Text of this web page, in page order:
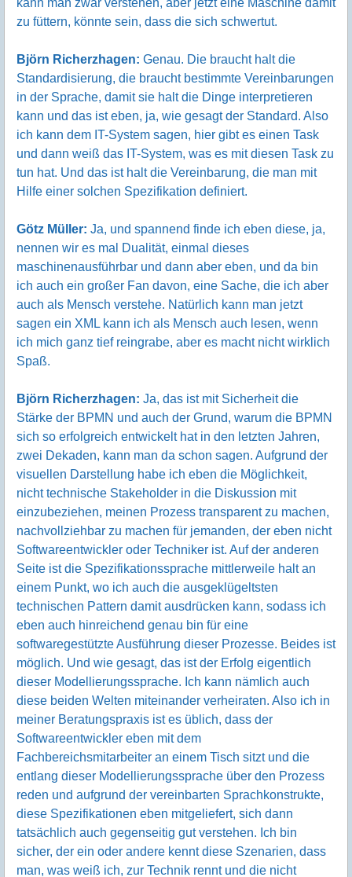
kann man zwar verstehen, aber jetzt eine Maschine damit
zu füttern, könnte sein, dass die sich schwertut.
Björn Richerzhagen: Genau. Die braucht halt die
Standardisierung, die braucht bestimmte Vereinbarungen
in der Sprache, damit sie halt die Dinge interpretieren
kann und das ist eben, ja, wie gesagt der Standard. Also
ich kann dem IT-System sagen, hier gibt es einen Task
und dann weiß das IT-System, was es mit diesen Task zu
tun hat. Und das ist halt die Vereinbarung, die man mit
Hilfe einer solchen Spezifikation definiert.
Götz Müller: Ja, und spannend finde ich eben diese, ja,
nennen wir es mal Dualität, einmal dieses
maschinenausführbar und dann aber eben, und da bin
ich auch ein großer Fan davon, eine Sache, die ich aber
auch als Mensch verstehe. Natürlich kann man jetzt
sagen ein XML kann ich als Mensch auch lesen, wenn
ich mich ganz tief reingrabe, aber es macht nicht wirklich
Spaß.
Björn Richerzhagen: Ja, das ist mit Sicherheit die
Stärke der BPMN und auch der Grund, warum die BPMN
sich so erfolgreich entwickelt hat in den letzten Jahren,
zwei Dekaden, kann man da schon sagen. Aufgrund der
visuellen Darstellung habe ich eben die Möglichkeit,
nicht technische Stakeholder in die Diskussion mit
einzubeziehen, meinen Prozess transparent zu machen,
nachvollziehbar zu machen für jemanden, der eben nicht
Softwareentwickler oder Techniker ist. Auf der anderen
Seite ist die Spezifikationssprache mittlerweile halt an
einem Punkt, wo ich auch die ausgeklügeltsten
technischen Pattern damit ausdrücken kann, sodass ich
eben auch hinreichend genau bin für eine
softwaregestützte Ausführung dieser Prozesse. Beides ist
möglich. Und wie gesagt, das ist der Erfolg eigentlich
dieser Modellierungssprache. Ich kann nämlich auch
diese beiden Welten miteinander verheiraten. Also ich in
meiner Beratungspraxis ist es üblich, dass der
Softwareentwickler eben mit dem
Fachbereichsmitarbeiter an einem Tisch sitzt und die
entlang dieser Modellierungssprache über den Prozess
reden und aufgrund der vereinbarten Sprachkonstrukte,
diese Spezifikationen eben mitgeliefert, sich dann
tatsächlich auch gegenseitig gut verstehen. Ich bin
sicher, der ein oder andere kennt diese Szenarien, dass
man, was weiß ich, zur Technik rennt und die nicht